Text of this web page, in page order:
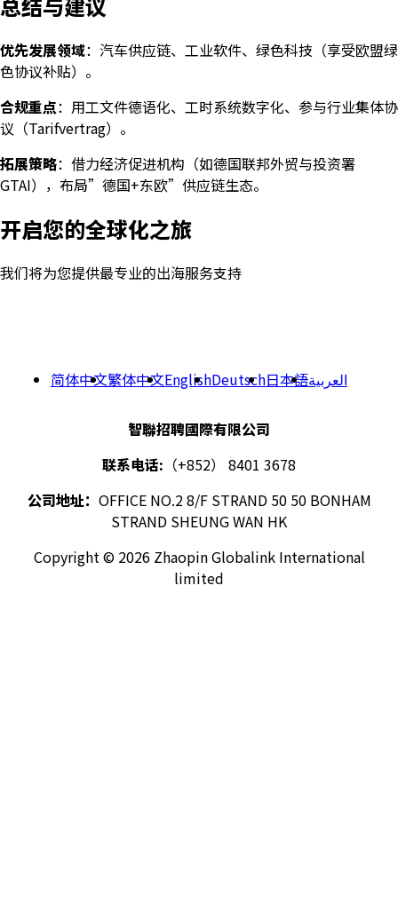
优先发展领域：汽车供应链、工业软件、绿色科技（享受欧盟绿
色协议补贴）。
合规重点：用工文件德语化、工时系统数字化、参与行业集体协
议（Tarifvertrag）。
拓展策略：借力经济促进机构（如德国联邦外贸与投资署
GTAI），布局”德国+东欧”供应链生态。
开启您的全球化之旅
我们将为您提供最专业的出海服务支持
简体中文繁体中文EnglishDeutsch日本語العربية
智聯招聘國際有限公司
联系电话: （+852） 8401 3678
公司地址： OFFICE NO.2 8/F STRAND 50 50 BONHAM
STRAND SHEUNG WAN HK
Copyright © 2026 Zhaopin Globalink International
limited